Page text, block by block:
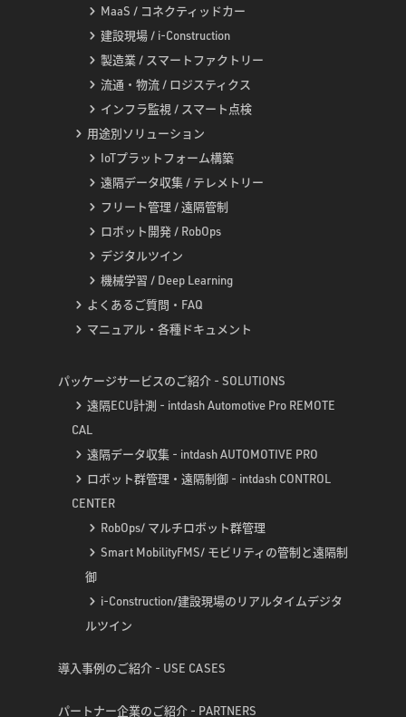
MaaS / コネクティッドカー
建設現場 / i-Construction
製造業 / スマートファクトリー
流通・物流 / ロジスティクス
インフラ監視 / スマート点検
用途別ソリューション
IoTプラットフォーム構築
遠隔データ収集 / テレメトリー
フリート管理 / 遠隔管制
ロボット開発 / RobOps
デジタルツイン
機械学習 / Deep Learning
よくあるご質問・FAQ
マニュアル・各種ドキュメント
パッケージサービスのご紹介 - SOLUTIONS
遠隔ECU計測 - intdash Automotive Pro REMOTE
CAL
遠隔データ収集 - intdash AUTOMOTIVE PRO
ロボット群管理・遠隔制御 - intdash CONTROL
CENTER
RobOps/ マルチロボット群管理
Smart MobilityFMS/ モビリティの管制と遠隔制
御
i-Construction/建設現場のリアルタイムデジタ
ルツイン
導入事例のご紹介 - USE CASES
パートナー企業のご紹介 - PARTNERS